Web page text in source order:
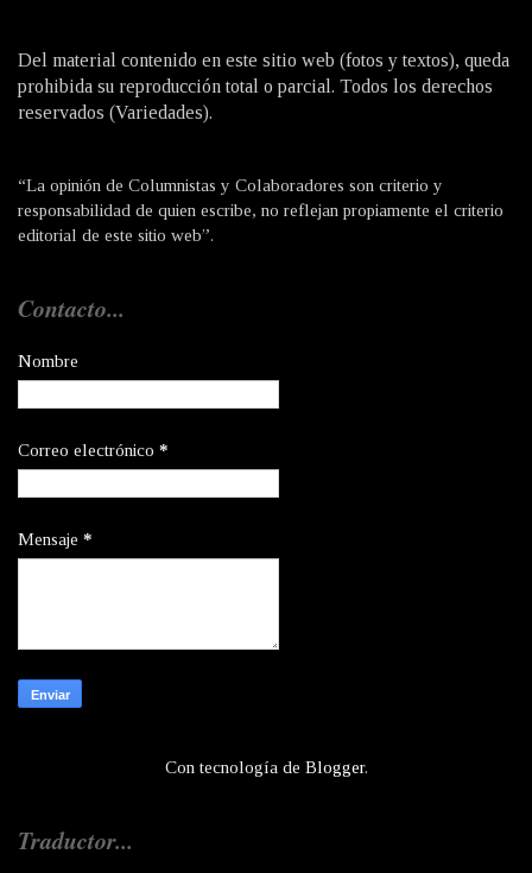
Del material contenido en este sitio web (fotos y textos), queda
prohibida su reproducción total o parcial. Todos los derechos
reservados (Variedades).
“La opinión de Columnistas y Colaboradores son criterio y
responsabilidad de quien escribe, no reflejan propiamente el criterio
editorial de este sitio web”.
Contacto...
Nombre
Correo electrónico *
Mensaje *
Con tecnología de Blogger.
Traductor...